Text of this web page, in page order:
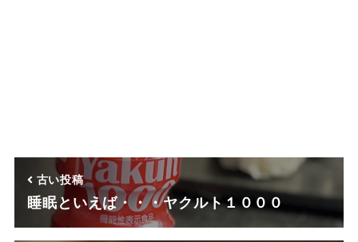
古い投稿
睡眠といえば・・・ヤクルト１０００